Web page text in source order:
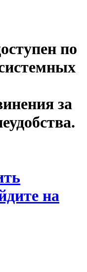
по
за
на